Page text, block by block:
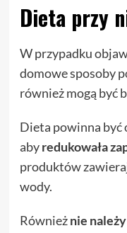
Dieta przy
W przypadku
domowe sposoby
również mogą być
Dieta powinna być
abyredukowała
produktów
wody.
Równieżnie